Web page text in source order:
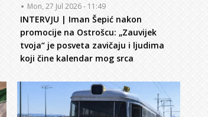
Mon, 27 Jul 2026 - 11:49
INTERVJU | Iman Šepić nakon
promocije na Ostrošcu: „Zauvijek
tvoja“ je posveta zavičaju i ljudima
koji čine kalendar mog srca